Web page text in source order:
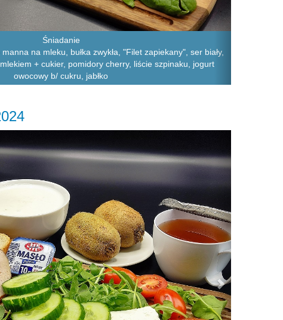
Śniadanie
na mleku, bułka zwykła, "Filet zapiekany", ser biały,
+ cukier, pomidory cherry, liście szpinaku, jogurt
owocowy b/ cukru, jabłko